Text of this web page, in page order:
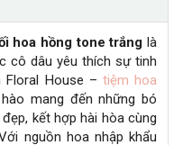
e
:
hoa hồng tone trắng là
cô dâu yêu thích sự tinh
Floral House – tiệm hoa
mang đến những bó
kết hợp hài hòa cùng
nguồn hoa nhập khẩu